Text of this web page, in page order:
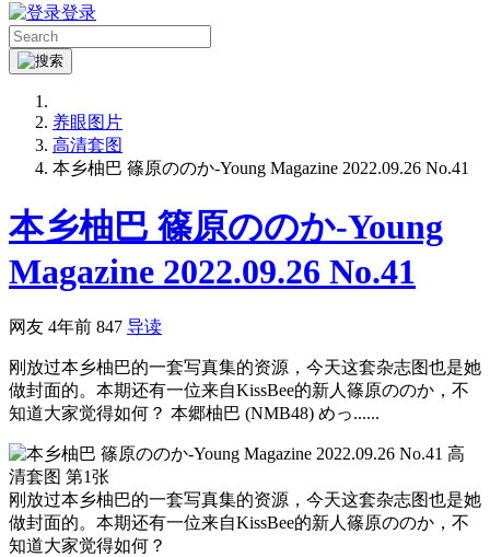
登录
养眼图片
高清套图
本乡柚巴 篠原ののか-Young Magazine 2022.09.26 No.41
本乡柚巴 篠原ののか-Young
Magazine 2022.09.26 No.41
网友 4年前 847 导读
刚放过本乡柚巴的一套写真集的资源，今天这套杂志图也是她
做封面的。本期还有一位来自KissBee的新人篠原ののか，不
知道大家觉得如何？ 本郷柚巴 (NMB48) めっ......
刚放过本乡柚巴的一套写真集的资源，今天这套杂志图也是她
做封面的。本期还有一位来自KissBee的新人篠原ののか，不
知道大家觉得如何？